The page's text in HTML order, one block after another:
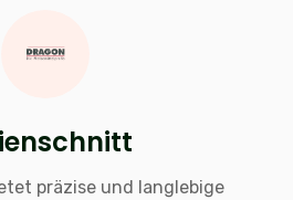
präzise und langlebige